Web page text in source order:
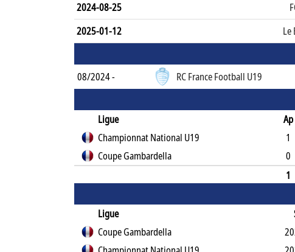
2024-08-25
2025-01-12
Le
08/2024 - RC France Football U19
Ligue Ap
Championnat National U19
1
Coupe Gambardella
0
1
Ligue
Coupe Gambardella